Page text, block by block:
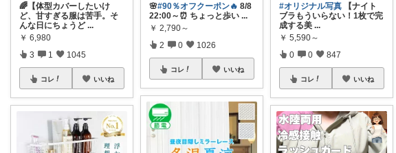
🌈【体型カバーしたいけ
ど、甘すぎる服は苦手。そ
んな日にちょうど ...
￥ 6,980
3 1 1045
コレ いいね
🌸#90％オフクーポン🔥 8/8
22:00～⏰ ちょっと歩い ...
￥ 2,790～
2 0 1026
コレ いいね
#オリジナル写真 【ナイト
ブラもういらない！1枚で完
成する美 ...
￥ 5,590～
0 0 847
コレ いいね